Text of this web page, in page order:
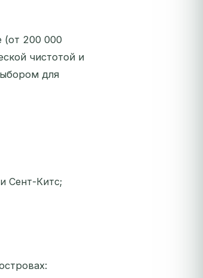
(от 200 000
чистотой и
для
Сент-Китс;